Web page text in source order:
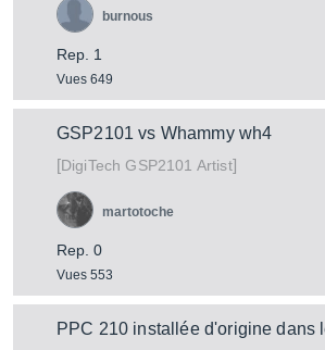
Rep. 1
Vues 649
burnous
GSP2101 vs Whammy wh4
[DigiTech GSP2101 Artist]
Rep. 0
Vues 553
martotoche
PPC 210 installée d'origine dans